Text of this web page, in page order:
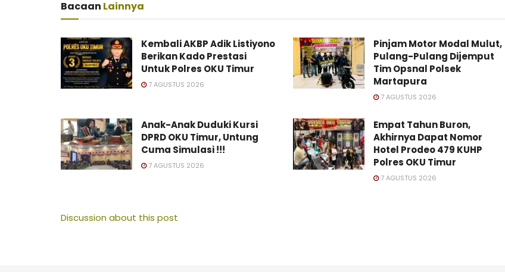
Bacaan Lainnya
Kembali AKBP Adik Listiyono
Berikan Kado Prestasi
Untuk Polres OKU Timur
7 AGUSTUS 2026
Pinjam Motor Modal Mulut,
Pulang-Pulang Dijemput
Tim Opsnal Polsek
Martapura
7 AGUSTUS 2026
Anak-Anak Duduki Kursi
DPRD OKU Timur, Untung
Cuma Simulasi !!!
7 AGUSTUS 2026
Empat Tahun Buron,
Akhirnya Dapat Nomor
Hotel Prodeo 479 KUHP
Polres OKU Timur
7 AGUSTUS 2026
Discussion about this post